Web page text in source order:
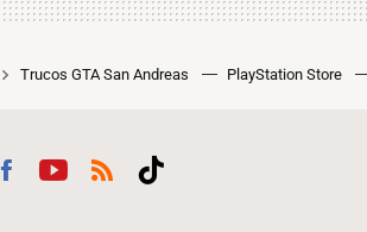
Trucos GTA San Andreas PlayStation Store